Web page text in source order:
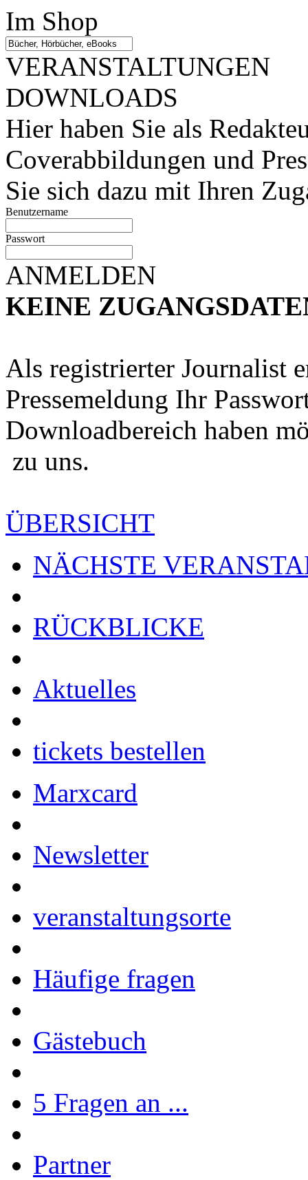
Im Shop
VERANSTALTUNGEN
DOWNLOADS
Hier haben Sie als
Coverabbildungen und
Sie sich dazu mit Ihren
Benutzername
Passwort
ANMELDEN
KEINE
Als registrierter Journalist
Pressemeldung Ihr
Downloadbereich haben
zu uns.
ÜBERSICHT
NÄCHSTE
RÜCKBLICKE
Aktuelles
tickets bestellen
Marxcard
Newsletter
veranstaltungsorte
Häufige fragen
Gästebuch
5 Fragen an ...
Partner